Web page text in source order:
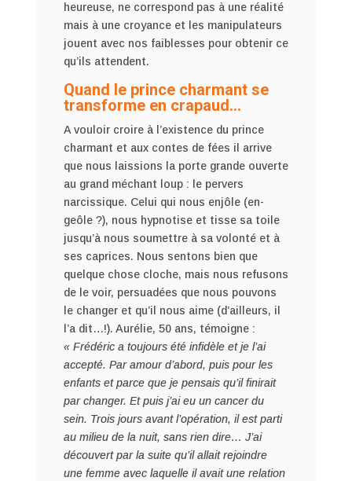
heureuse, ne correspond pas à une réalité
mais à une croyance et les manipulateurs
jouent avec nos faiblesses pour obtenir ce
qu’ils attendent.
Quand le prince charmant se
transforme en crapaud…
A vouloir croire à l’existence du prince
charmant et aux contes de fées il arrive
que nous laissions la porte grande ouverte
au grand méchant loup : le pervers
narcissique. Celui qui nous enjôle (en-
geôle ?), nous hypnotise et tisse sa toile
jusqu’à nous soumettre à sa volonté et à
ses caprices. Nous sentons bien que
quelque chose cloche, mais nous refusons
de le voir, persuadées que nous pouvons
le changer et qu’il nous aime (d’ailleurs, il
l’a dit…!). Aurélie, 50 ans, témoigne :
« Frédéric a toujours été infidèle et je l’ai
accepté. Par amour d’abord, puis pour les
enfants et parce que je pensais qu’il finirait
par changer. Et puis j’ai eu un cancer du
sein. Trois jours avant l’opération, il est parti
au milieu de la nuit, sans rien dire… J’ai
découvert par la suite qu’il allait rejoindre
une femme avec laquelle il avait une relation